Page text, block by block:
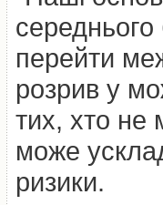
середнього
перейти
розрив у
тих, хто не
може
ризики.